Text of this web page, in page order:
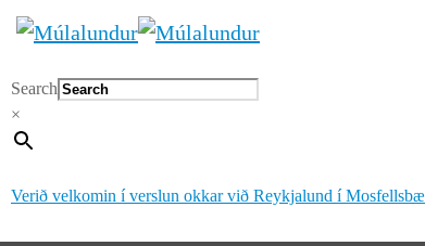
Search
×
Verið velkomin í verslun okkar við Reykjalund í Mosfellsbæ